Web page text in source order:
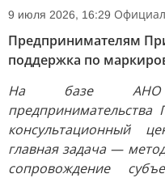
9 июля 2026, 16:29
Предпринимателям
поддержка по
На базе АНО
предпринимательства
консультационный
главная задача —
сопровождение